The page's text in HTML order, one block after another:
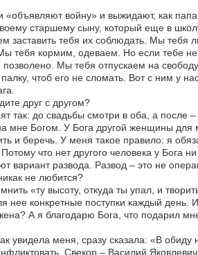
«объявляют войну» и выжидают, как
старшему сыну, который еще в
заставить тебя их соблюдать. Мы тебя
тебя кормим, одеваем. Но если тебе
позволено. Мы тебя отпускаем на
палку, чтоб его не сломать. Вот с ним у
друг с другом?
так: до свадьбы смотри в оба, а после
мне Богом. У Бога другой женщины для
и беречь. У меня такое правило: я
что нет другого человека у Бога
вариант развода. Развод – это не
не любится?
«ту высоту, откуда ты упал, и
нее конкретные поступки каждый
А я благодарю Бога, что подарил
увидела меня, сразу сказала: «В
Свекор – Василий